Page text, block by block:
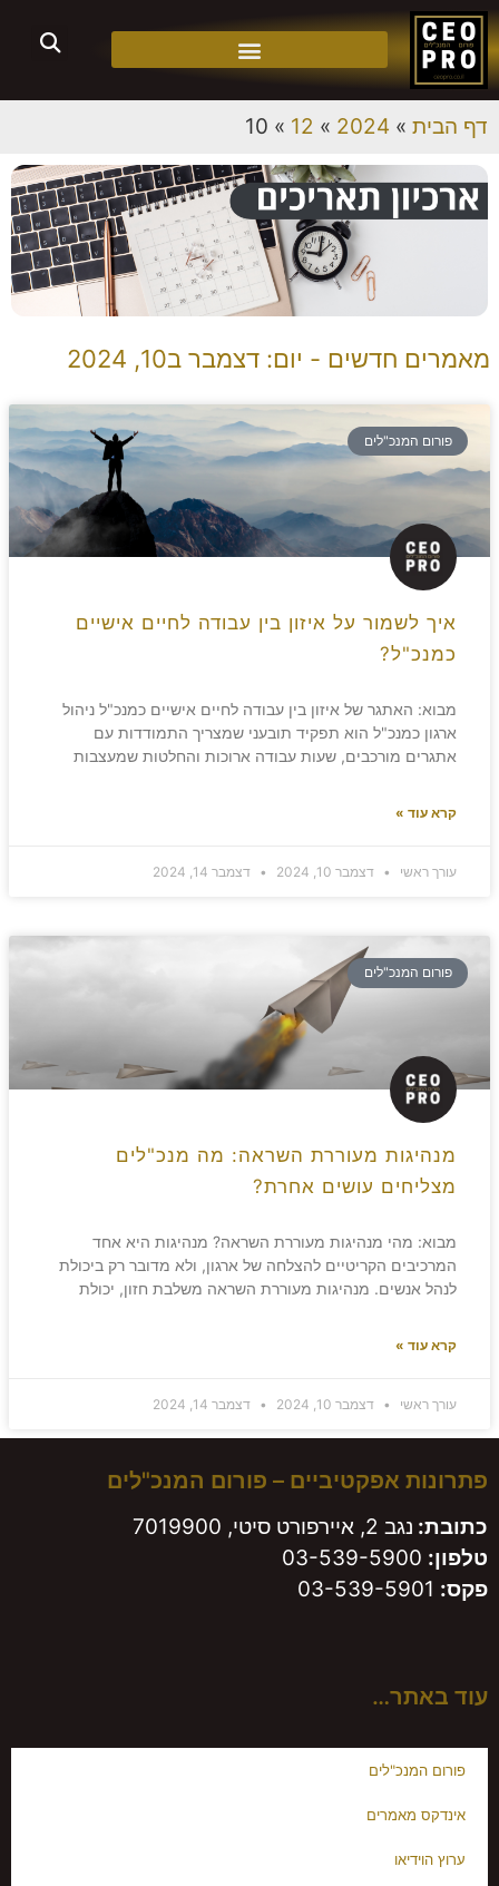
דף הבית »
2024
»
12
»
מאמרים חדשים - יום: דצמבר ב10, 2024
פורום המנכ"לים
איך לשמור על איזון בין עבודה לחיים אישיים
כמנכ"ל?
מבוא: האתגר של איזון בין עבודה לחיים אישיים כמנכ"ל ניהול
ארגון כמנכ"ל הוא תפקיד תובעני שמצריך התמודדות עם
אתגרים מורכבים, שעות עבודה ארוכות והחלטות שמעצבות
קרא עוד »
עורך ראשי דצמבר 10, 2024 דצמבר 14, 2024
פורום המנכ"לים
מנהיגות מעוררת השראה: מה מנכ"לים
מצליחים עושים אחרת?
מבוא: מהי מנהיגות מעוררת השראה? מנהיגות היא אחד
המרכיבים הקריטיים להצלחה של ארגון, ולא מדובר רק ביכולת
לנהל אנשים. מנהיגות מעוררת השראה משלבת חזון, יכולת
קרא עוד »
עורך ראשי דצמבר 10, 2024 דצמבר 14, 2024
פתרונות אפקטיביים – פורום המנכ"לים
כתובת: נגב 2, איירפורט סיטי, 7019900
טלפון: 03-539-5900
פקס:
עוד באתר…
פורום המנכ"לים
אינדקס מאמרים
ערוץ הוידיאו